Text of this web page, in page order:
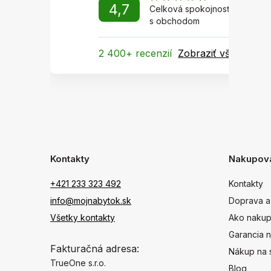
4,7
Celková spokojnosť
s obchodom
2 400+ recenzií Zobraziť všetky
Kontakty
+421 233 323 492
info@mojnabytok.sk
Všetky kontakty
Fakturačná adresa:
TrueOne s.r.o.
Kontakty
Doprava
Ako
Garancia
Nákup na
Blog